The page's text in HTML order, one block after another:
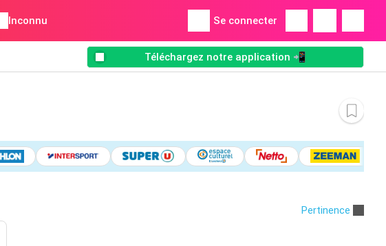
Inconnu Se connecter
Téléchargez notre application 📲
Pertinence